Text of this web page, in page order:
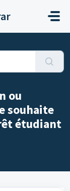
ou
souhaite
étudiant